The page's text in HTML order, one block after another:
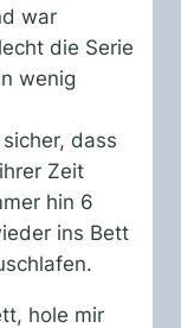
war
die Serie
wenig
dass
Zeit
hin 6
ins Bett
hole mir